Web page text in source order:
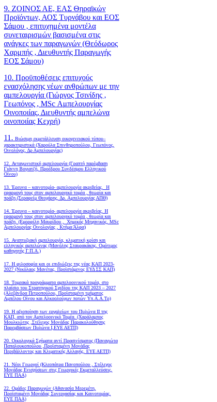
9. ΖΟΙΝΟΣ ΑΕ, ΕΑΣ Θηραϊκών
Προϊόντων, ΑΟΣ Τυρνάβου και ΕΟΣ
Σάμου , επιτυχημένα μοντέλα
συνεταιρισμών βασισμένα στις
ανάγκες των παραγωγών (Θεόδωρος
Χαρμπής , Διευθυντής Παραγωγής
ΕΟΣ Σάμου)
10. Προϋποθέσεις επιτυχούς
ενασχόλησης νέων ανθρώπων με την
αμπελουργία (Γιώργος Τσινίδης ,
Γεωπόνος , MSc Αμπελουργίας
Οινοποιίας, Διευθυντής αμπελώνα
οινοποιίας Κεχρή)
11. Βιώσιμη εκμετάλλευση οικογενειακού τύπου–
χαρακτηριστικά (Χαρούλα Σπινθηροπούλου, Γεωπόνος,
Οινολόγος, Δρ Αμπελουργίας)
12. Ανταγωνιστική αμπελουργία (Γραπτή παρέμβαση
Γιάννη Βογιατζή, Προέδρου Συνδέσμου Ελληνικού
Οίνου)
13. Έρευνα – καινοτομία- αμπελουργία ακριβείας. Η
εφαρμογή τους στον αμπελουργικό τομέα , θεωρία και
πράξη.(Σεραφείμ Θεοχάρης, Δρ. Αμπελουργίας ΑΠΘ)
14. Έρευνα – καινοτομία- αμπελουργία ακριβείας. Η
εφαρμογή τους στον αμπελουργικό τομέα , θεωρία και
πράξη. (Εμορφίλη Μαυρίδου , Χημικός Μηχανικός, MSc
Αμπελουργίας Οινολογίας , Κτήμα Άλφα)
15. Αναπτυξιακή αμπελουργία, κλιματική κρίση και
ελληνικός αμπελώνας (Μανόλης Σταυρακάκης, Ομότιμος
καθηγητής Γ.Π.Α.)
17. Η φιλοσοφία και οι επιδιώξεις της νέας ΚΑΠ 2023-
2027 (Νικόλαος Μανέτας, Προϊστάμενος ΕΥΔ ΣΣ ΚΑΠ)
18. Tομεακά προγράμματα αμπελοοινικού τομέα, στο
πλαίσιο του Στρατηγικού Σχεδίου της ΚΑΠ 2023 – 2027
(Αλεξάνδρα Πετροπούλου, Προϊσταμένη τμήματος
Αμπέλου Οίνου και Αλκοολούχων ποτών Υπ.Α.Α.Τρ)
19. Η αξιοποίηση των εργαλείων του Πυλώνα ΙΙ της
ΚΑΠ, από τον Αμπελοοινικό Τομέα. (Χαράλαμπος
Μουλκιώτης ,Στέλεχος Μονάδας Παρακολούθησης
Παρεμβάσεων Πυλώνα Ι,ΕΥΕ ΑΕΤΠ)
20. Οικολογικά Σχήματα αντί Πρασινίσματος (Παναγιώτα
Παπαλουκοπούλου ,Προϊσταμένη Μονάδας
Περιβάλλοντος και Κλιματικής Αλλαγής, ΕΥΕ ΑΕΤΠ)
21. Νέοι Γεωργοί (Κλεοπάτρα Πανοπούλου , Στέλεχος
Μονάδας Ενισχύσεων στις Γεωργικές Εκμεταλλεύσεις,
ΕΥΕ ΠΑΑ)
22. Ομάδες Παραγωγών (Αθανασία Μερεμέτη,
Προϊσταμένη Μονάδας Συνεργασίας και Καινοτομίας,
ΕΥΕ ΠΑΑ)